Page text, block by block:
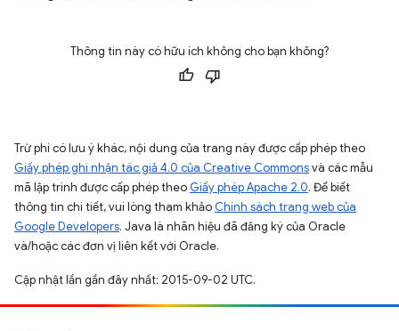
Thông tin này có hữu ích không cho bạn không?
Trừ phi có lưu ý khác, nội dung của trang này được cấp phép theo
Giấy phép ghi nhận tác giả 4.0 của Creative Commonsvà các mẫu
mã lập trình được cấp phép theo Giấy phép Apache 2.0. Để biết
thông tin chi tiết, vui lòng tham khảo Chính sách trang web của
Google Developers. Java là nhãn hiệu đã đăng ký của Oracle
và/hoặc các đơn vị liên kết với Oracle.
Cập nhật lần gần đây nhất: 2015-09-02 UTC.